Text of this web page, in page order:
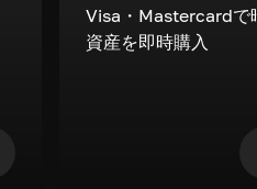
Visa・Mastercardで
資産を即時購入